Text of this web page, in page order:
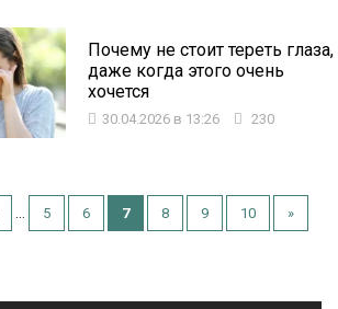
Почему не стоит тереть глаза,
даже когда этого очень
хочется
30.04.2026 в 13:26 230
5 6 7 8 9 10 »